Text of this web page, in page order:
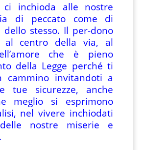
ci inchioda alle nostre
di peccato come di
dello stesso. Il per-dono
centro della via, al
che è pieno
della Legge perché ti
cammino invitandoti a
tue sicurezze, anche
meglio si esprimono
nel vivere inchiodati
nostre miserie e